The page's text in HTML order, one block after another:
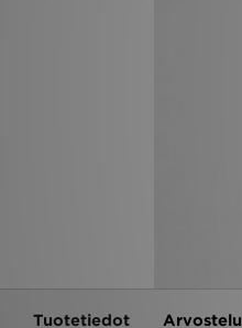
Tuotetiedot Arvostelu